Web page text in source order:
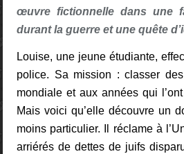
œuvre fictionnelle dans une
durant la guerre et une quête
Louise, une jeune étudiante,
police. Sa mission : classer
mondiale et aux années qui
Mais voici qu’elle découvre un
moins particulier. Il réclame à
arriérés de dettes de juifs